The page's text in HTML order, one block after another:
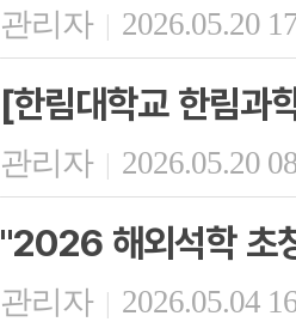
관리자 | 2026.05.20
[한림대학교 한림과
관리자 | 2026.05.20
"2026 해외석학 초
관리자 | 2026.05.04